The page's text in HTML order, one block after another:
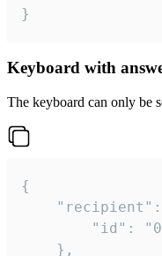
}
Keyboard with
The keyboard can only be
{